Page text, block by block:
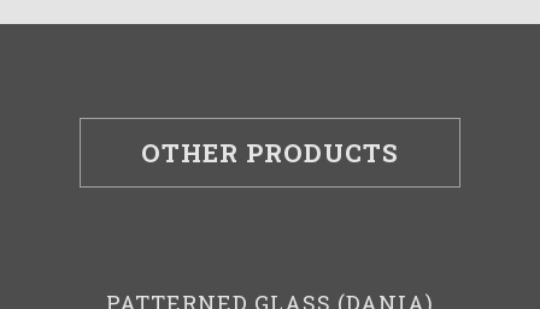
OTHER PRODUCTS
PATTERNED GLASS (DANIA)